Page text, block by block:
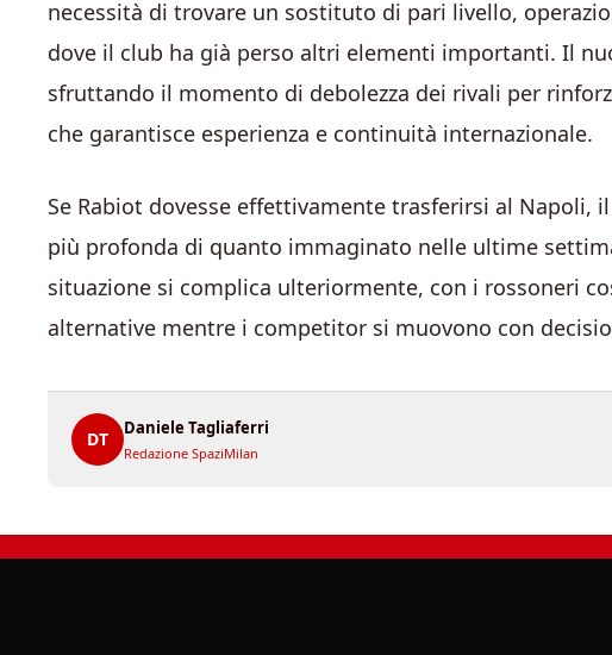
necessità di trovare un sostituto di pari livello,
dove il club ha già perso altri elementi importanti. Il
sfruttando il momento di debolezza dei rivali per
che garantisce esperienza e continuità internazionale.
Se Rabiot dovesse effettivamente trasferirsi al Napoli,
più profonda di quanto immaginato nelle ultime
situazione si complica ulteriormente, con i rossoneri
alternative mentre i competitor si muovono con
DT
Daniele Tagliaferri
Redazione SpaziMilan